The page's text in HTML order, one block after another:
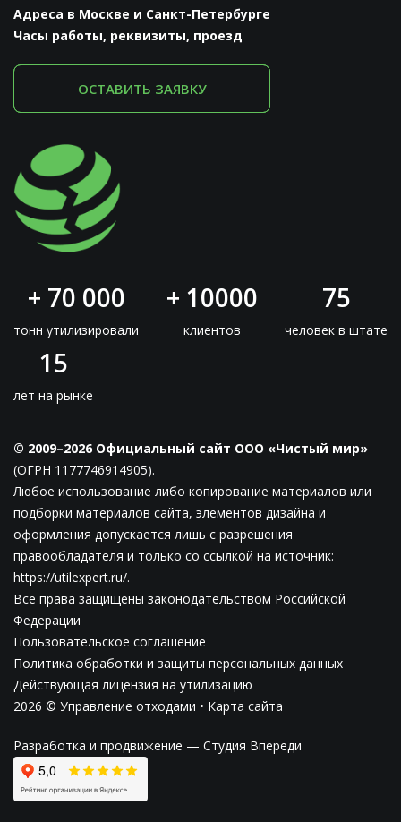
Адреса в Москве и Санкт-Петербурге
Часы работы, реквизиты, проезд
ОСТАВИТЬ ЗАЯВКУ
+ 70 000
тонн утилизировали
+ 10000
клиентов
75
человек в штате
15
лет на рынке
© 2009–2026 Официальный сайт ООО «Чистый мир»
(ОГРН 1177746914905).
Любое использование либо копирование материалов или
подборки материалов сайта, элементов дизайна и
оформления допускается лишь с разрешения
правообладателя и только со ссылкой на источник:
https://utilexpert.ru/.
Все права защищены законодательством Российской
Федерации
Пользовательское соглашение
Политика обработки и защиты персональных данных
Действующая лицензия на утилизацию
2026 © Управление отходами • Карта сайта
Разработка и продвижение — Студия Впереди